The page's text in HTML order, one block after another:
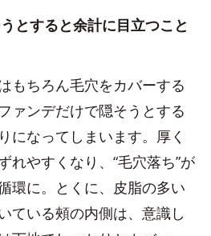
とすると余計に目立つこと
もちろん毛穴をカバーする
ァンデだけで隠そうとする
になってしまいます。厚く
れやすくなり、“毛穴落ち”が
環に。とくに、皮脂の多い
ている頰の内側は、意識し